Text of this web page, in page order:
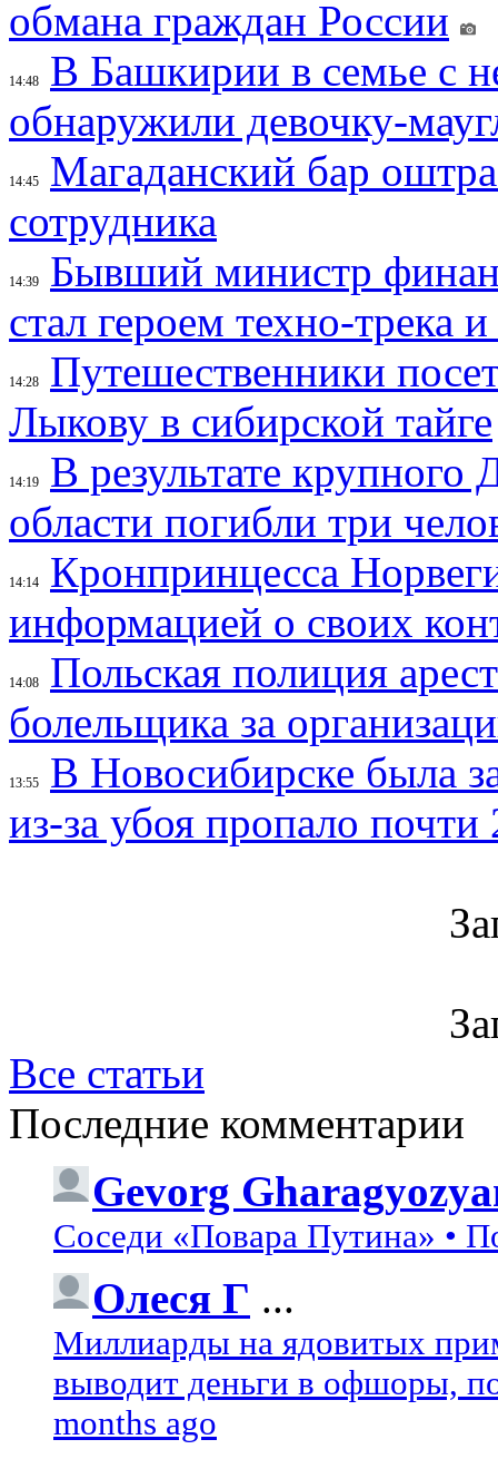
обмана граждан России
14:48
В Башкирии в семье с
обнаружили девочку-
14:45
Магаданский бар
сотрудника
14:39
Бывший министр
стал героем техно-трека
14:28
Путешественники
Лыкову в сибирской тайге
14:19
В результате крупного
области погибли три
14:14
Кронпринцесса
информацией о своих
14:08
Польская полиция
болельщика за
13:55
В Новосибирске была
из-за убоя пропало почти
Все статьи
Последние комментарии
Gevorg
Соседи «Повара Путина» •
Олеся Г ...
Миллиарды на ядовитых
выводит деньги в офшоры,
months ago